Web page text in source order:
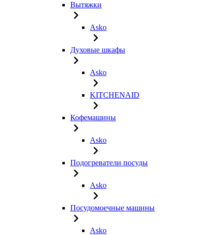
Вытяжки
Asko
Духовые шкафы
Asko
KITCHENAID
Кофемашины
Asko
Подогреватели посуды
Asko
Посудомоечные машины
Asko